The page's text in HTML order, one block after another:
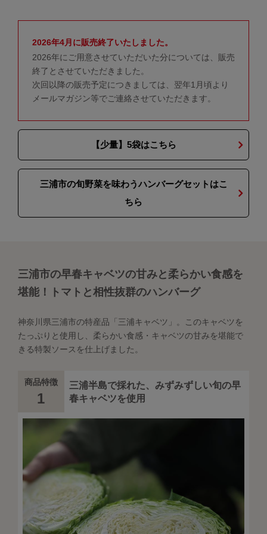
2026年4月に販売終了いたしました。
2026年にご用意させていただいた分については、販売
終了とさせていただきました。
次回以降の販売予定につきましては、翌年1月頃より
メールマガジン等でご連絡させていただきます。
【少量】5袋はこちら
三浦市の旬野菜を味わうハンバーグセットはこ
ちら
三浦市の早春キャベツの甘みと柔らかい食感を
堪能！トマトと相性抜群のハンバーグ
神奈川県三浦市の特産品「三浦キャベツ」。このキャベツを
たっぷりと使用し、柔らかい食感・キャベツの甘みを堪能で
きる特製ソースを仕上げました。
商品特徴
1
三浦半島で採れた、みずみずしい旬の早
春キャベツを使用